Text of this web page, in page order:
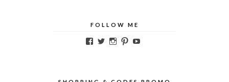
FOLLOW ME
Voir Voir Voir Voir